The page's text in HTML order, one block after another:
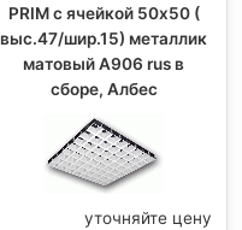
PRIM с ячейкой 50х50 (
выс.47/шир.15) металлик
матовый А906 rus в
сборе, Албес
уточняйте цену